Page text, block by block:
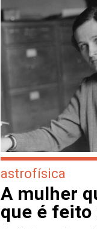
astrofísica
A mulher
que é feito